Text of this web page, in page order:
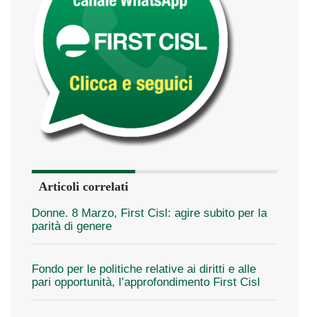
Articoli correlati
Donne. 8 Marzo, First Cisl: agire subito per la
parità di genere
Fondo per le politiche relative ai diritti e alle
pari opportunità, l’approfondimento First Cisl